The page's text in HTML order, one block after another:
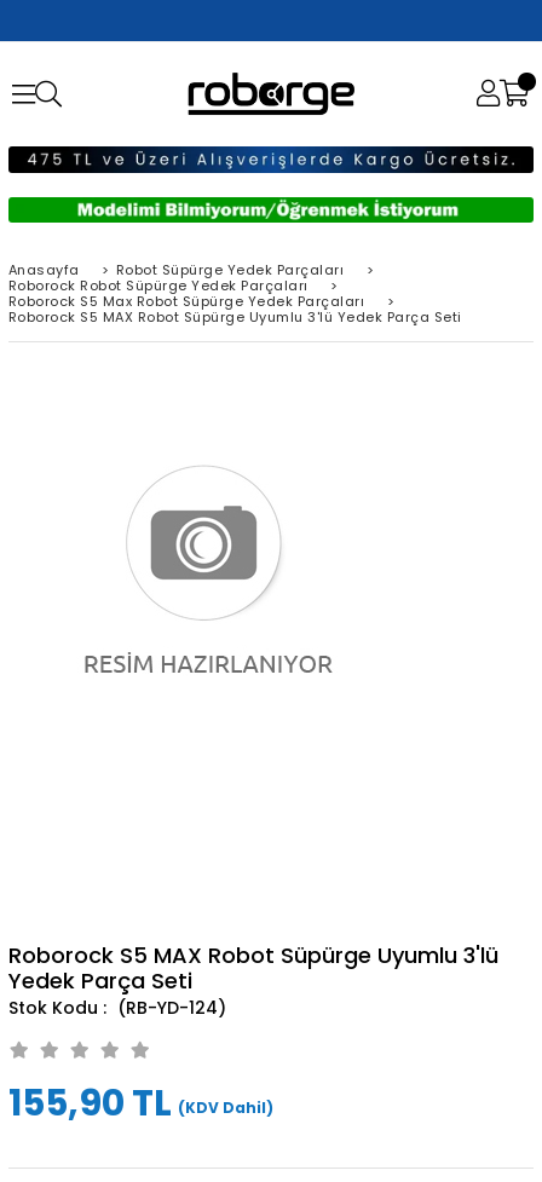
Anasayfa > Robot Süpürge Yedek Parçaları
>
Roborock Robot Süpürge Yedek Parçaları
>
Roborock S5 Max Robot Süpürge Yedek Parçaları
>
Roborock S5 MAX Robot Süpürge Uyumlu 3'lü Yedek Parça Seti
Roborock S5 MAX Robot Süpürge Uyumlu 3'lü
Yedek Parça Seti
(RB-YD-124)
155,90 TL (KDV Dahil)